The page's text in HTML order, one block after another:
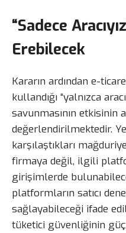
“Sadece
Erebilecek
Kararın ardından e-
kullandığı “yalnızca
savunmasının etkisinin
değerlendirilmektedir.
karşılaştıkları
firmaya değil, ilgili
girişimlerde
platformların satıcı
sağlayabileceği ifade
tüketici güvenliğinin